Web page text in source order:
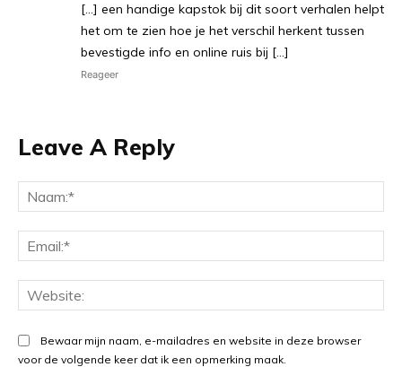
[…] een handige kapstok bij dit soort verhalen helpt
het om te zien hoe je het verschil herkent tussen
bevestigde info en online ruis bij […]
Reageer
Leave A Reply
Bewaar mijn naam, e-mailadres en website in deze browser
voor de volgende keer dat ik een opmerking maak.